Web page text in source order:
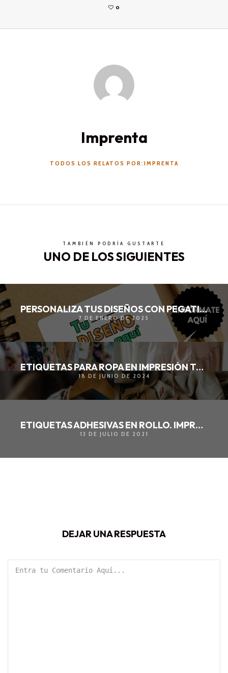
0
Imprenta
TODOS LOS RELATOS POR:IMPRENTA
TAMBIÉN PODRÍA GUSTARTE
UNO DE LOS SIGUIENTES
PERSONALIZA TUS DISEÑOS CON PEGATINAS ÚNICAS
7 DE ENERO DE 2025
ETIQUETAS PARA ROPA EN IMPRESIÓN TOTAL
18 DE JUNIO DE 2024
ETIQUETAS ADHESIVAS EN ROLLO. IMPRESOS Y PERSONALIZACIÓN DE DOCUMENTOS
13 DE JULIO DE 2021
DEJAR UNA RESPUESTA